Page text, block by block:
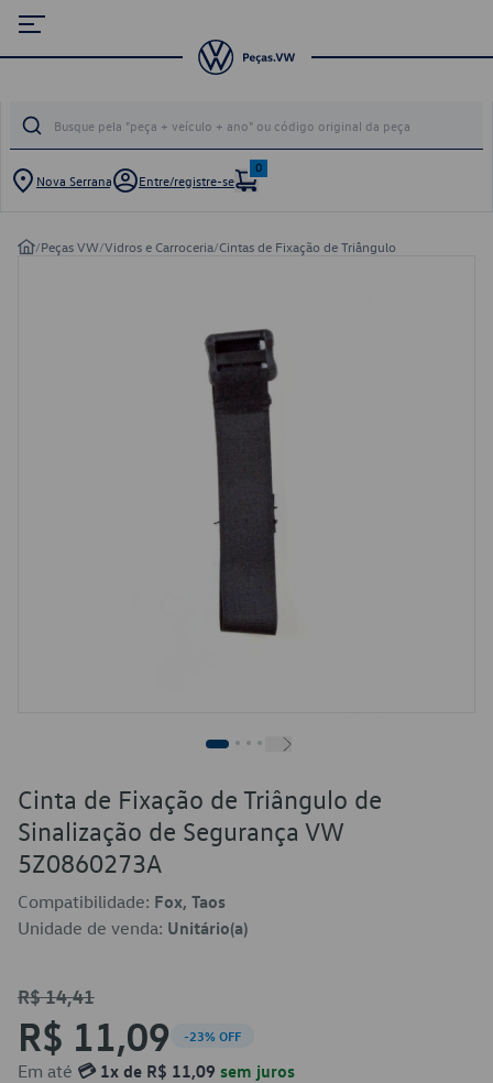
Nova Serrana Entre/registre-se
0
/Peças VW/Vidros e Carroceria/Cintas de Fixação de Triângulo
Cinta de Fixação de Triângulo de
Sinalização de Segurança VW
5Z0860273A
Compatibilidade: Fox, Taos
Unidade de venda: Unitário(a)
R$ 14,41
R$ 11,09 -23% OFF
Em até 💳 1x de R$ 11,09 sem juros